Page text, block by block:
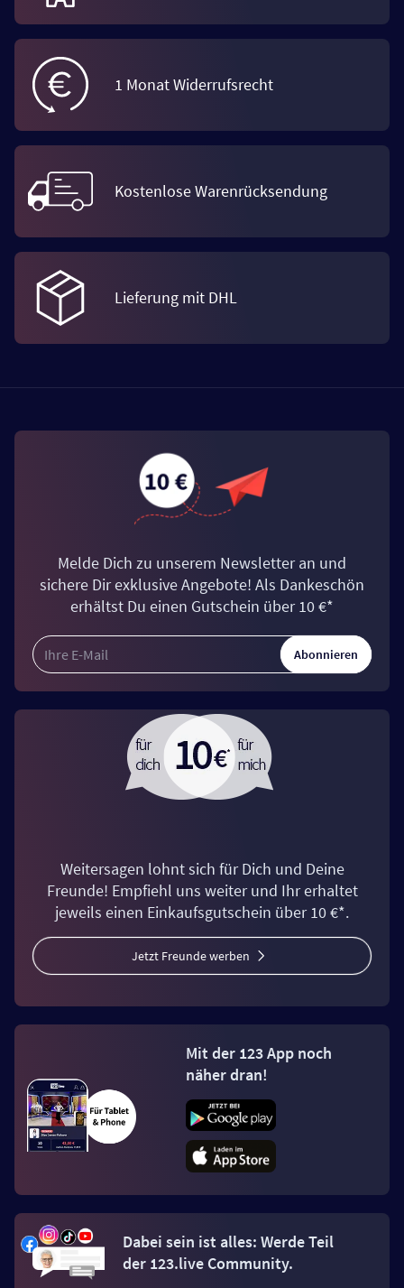
1 Monat Widerrufsrecht
Kostenlose Warenrücksendung
Lieferung mit DHL
Melde Dich zu unserem Newsletter an und
sichere Dir exklusive Angebote! Als Dankeschön
erhältst Du einen Gutschein über 10 €*
Abonnieren
Weitersagen lohnt sich für Dich und Deine
Freunde! Empfiehl uns weiter und Ihr erhaltet
jeweils einen Einkaufsgutschein über 10 €*.
Jetzt Freunde werben
Mit der 123 App noch
näher dran!
Dabei sein ist alles: Werde Teil
der 123.live Community.